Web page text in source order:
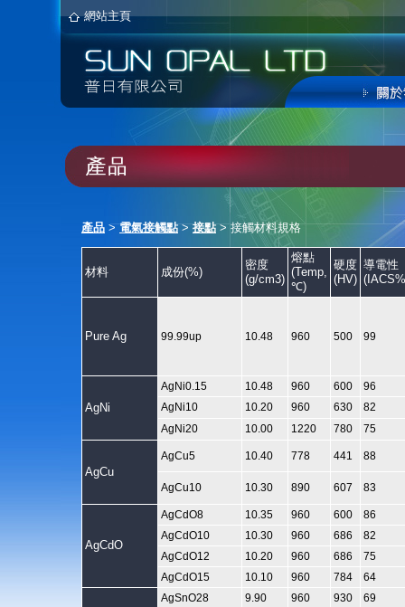
網站主頁
產品 >電氣接觸點>接點> 接觸材料規格
材料 成份(%)
密度
(g/cm3)
熔點
(Temp,
℃)
硬度
(HV)
導電性
Pure Ag 99.99up 10.48 960 500 99
AgNi
AgNi0.15 10.48 960 600
96
AgNi10
10.20 960 630
82
AgNi20
10.00 1220 780 75
AgCu
AgCu5 10.40 778 441 88
AgCu10 10.30 890 607 83
AgCdO
AgCdO8 10.35 960 600
86
AgCdO10
10.30 960 686
82
AgCdO12
10.20 960 686
75
AgCdO15
10.10 960 784 64
AgSnO28 9.90 960 930
69